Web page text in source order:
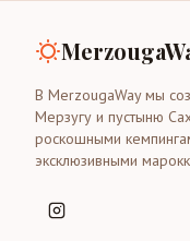
В MerzougaWay мы
Мерзугу и пустыню
роскошными
эксклюзивными